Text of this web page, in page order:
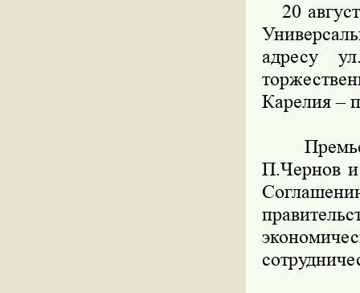
20
адресу
Карелия –
П.Чернов